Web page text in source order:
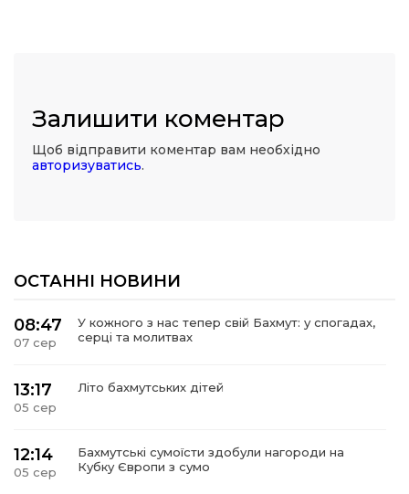
Залишити коментар
Щоб відправити коментар вам необхідно
авторизуватись.
ОСТАННІ НОВИНИ
08:47
07 сер
У кожного з нас тепер свій Бахмут: у спогадах,
серці та молитвах
13:17
05 сер
Літо бахмутських дітей
12:14
05 сер
Бахмутські сумоїсти здобули нагороди на
Кубку Європи з сумо